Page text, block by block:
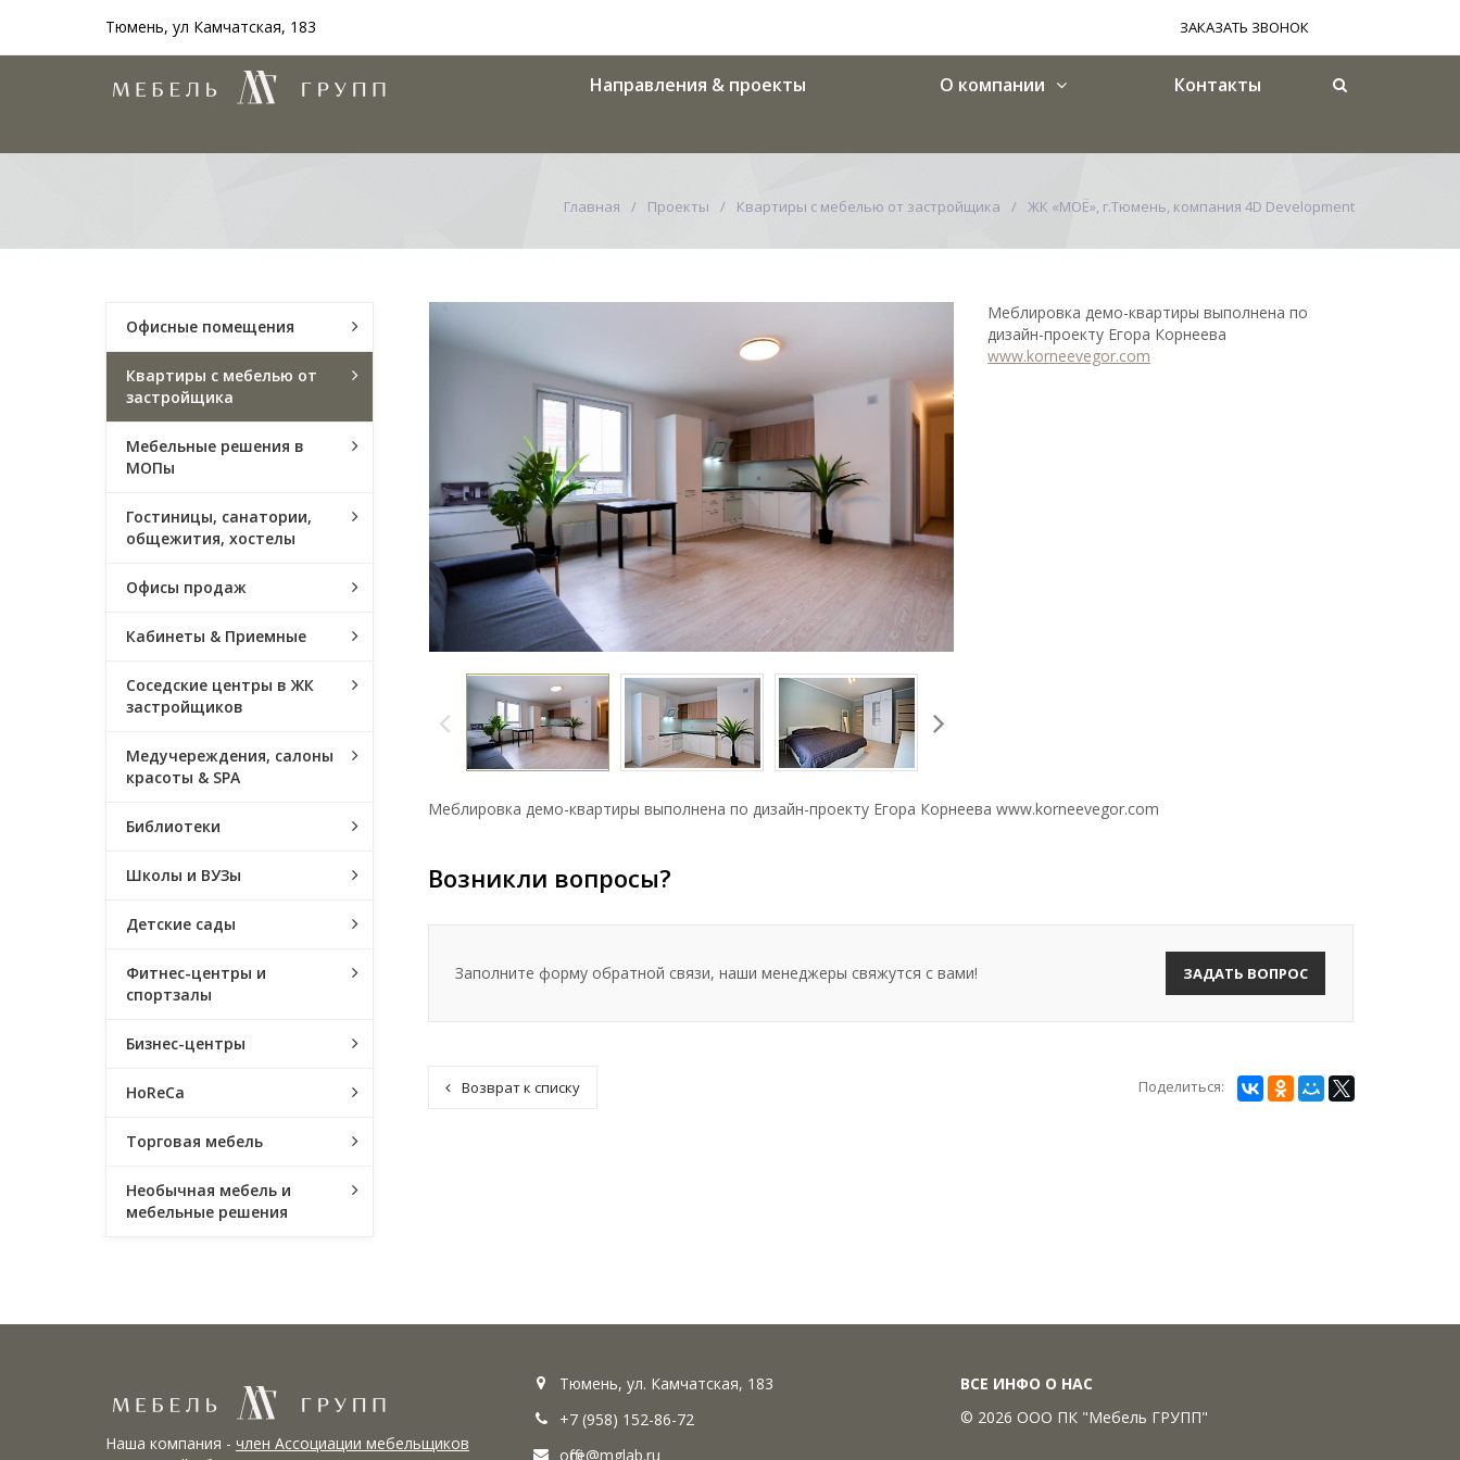
Тюмень, ул Камчатская, 183 ЗАКАЗАТЬ ЗВОНОК
Направления & проекты О компании Контакты
Главная Проекты Квартиры с мебелью от застройщика ЖК «МОЁ», г.Тюмень, компания 4D Development
Меблировка демо-квартиры выполнена по
дизайн-проекту Егора Корнеева
www.korneevegor.com
Меблировка демо-квартиры выполнена по дизайн-проекту Егора Корнеева www.korneevegor.com
Возникли вопросы?
Заполните форму обратной связи, наши менеджеры свяжутся с вами! ЗАДАТЬ ВОПРОС
Возврат к списку Поделиться:
Офисные помещения
Квартиры с мебелью от
застройщика
Мебельные решения в
МОПы
Гостиницы, санатории,
общежития, хостелы
Офисы продаж
Кабинеты & Приемные
Соседские центры в ЖК
застройщиков
Медучереждения, салоны
красоты & SPA
Библиотеки
Школы и ВУЗы
Детские сады
Фитнес-центры и
спортзалы
Бизнес-центры
HoReCa
Торговая мебель
Необычная мебель и
мебельные решения
Наша компания - член Ассоциации мебельщиков
Тюмень, ул. Камчатская, 183
+7 (958) 152-86-72
office@mglab.ru
ВСЕ ИНФО О НАС
© 2026 ООО ПК "Мебель ГРУПП"